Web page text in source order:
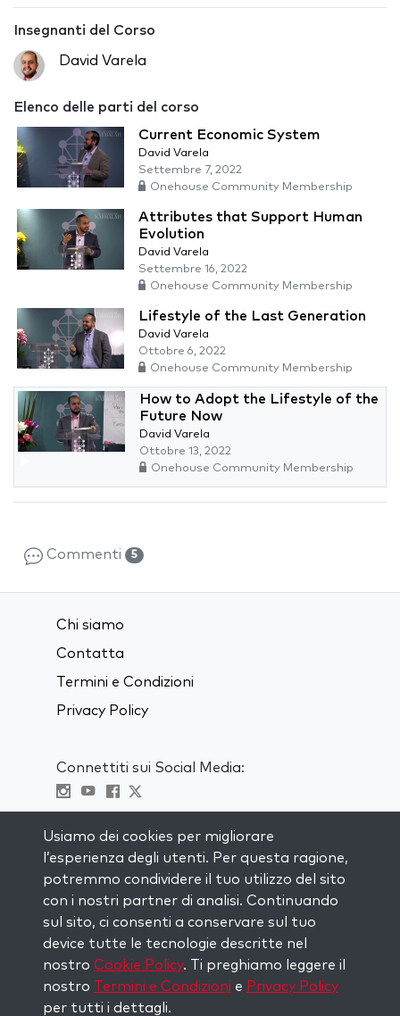
Insegnanti del Corso
David Varela
Elenco delle parti del corso
Current Economic System
David Varela
Settembre 7, 2022
Onehouse Community Membership
Attributes that Support Human
Evolution
David Varela
Settembre 16, 2022
Onehouse Community Membership
Lifestyle of the Last Generation
David Varela
Ottobre 6, 2022
Onehouse Community Membership
How to Adopt the Lifestyle of the
Future Now
David Varela
Ottobre 13, 2022
Onehouse Community Membership
Commenti 5
Chi siamo
Contatta
Termini e Condizioni
Privacy Policy
Connettiti sui Social Media:
RIMANI AGGIORNATO
Iscriviti alla nostra mailing list e ricevi
ispirazione ogni settimana nella tua
casella di posta.
Iscriviti
Usiamo dei cookies per migliorare
l’esperienza degli utenti. Per questa ragione,
potremmo condividere il tuo utilizzo del sito
con i nostri partner di analisi. Continuando
sul sito, ci consenti a conservare sul tuo
device tutte le tecnologie descritte nel
nostro Cookie Policy. Ti preghiamo leggere il
nostro Termini e Condizioni e Privacy Policy
per tutti i dettagli.